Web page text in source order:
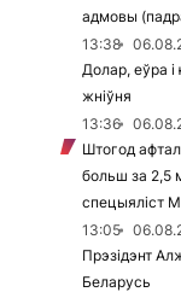
адмовы
13:38
Долар, еўра
жніўня
13:36
Штогод
больш за 2,5
спецыяліст
13:05
Прэзідэнт
Беларусь